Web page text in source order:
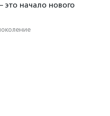
это начало нового